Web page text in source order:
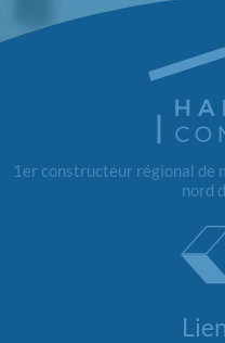
1er constructeur régional de
nord